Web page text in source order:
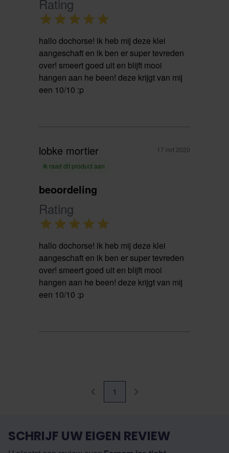
Rating
hallo dochorse! ik heb mij deze klei
aangeschaft en ik ben er super tevreden
over! smeert goed uit en blijft mooi
hangen aan he been! deze krijgt van mij
een 10/10 :p
lobke mortier
17 mrt 2020
Ik raad dit product aan
beoordeling
Rating
hallo dochorse! ik heb mij deze klei
aangeschaft en ik ben er super tevreden
over! smeert goed uit en blijft mooi
hangen aan he been! deze krijgt van mij
een 10/10 :p
1
SCHRIJF UW EIGEN REVIEW